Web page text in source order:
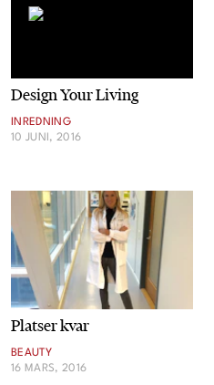
Bloggar
Om Femina
Cookies
Hantera Preferenser
Design Your Living
INREDNING
10 JUNI, 2016
Platser kvar
BEAUTY
16 MARS, 2016